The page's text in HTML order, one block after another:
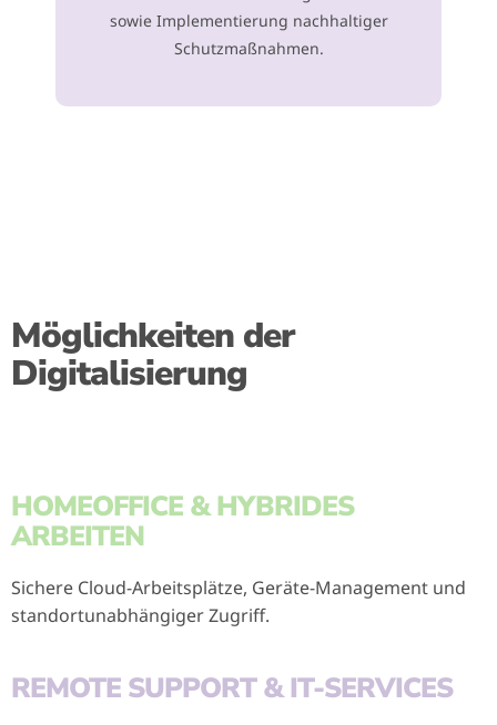
sowie Implementierung nachhaltiger
Schutzmaßnahmen.
Möglichkeiten der
Digitalisierung
HOMEOFFICE & HYBRIDES
ARBEITEN
Sichere Cloud-Arbeitsplätze, Geräte-Management und
standortunabhängiger Zugriff.
REMOTE SUPPORT & IT-SERVICES